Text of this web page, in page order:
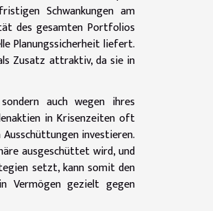
Schwankungen am
des gesamten Portfolios
Planungssicherheit liefert.
Zusatz attraktiv, da sie in
auch wegen ihres
in Krisenzeiten oft
investieren.
ausgeschüttet wird, und
setzt, kann somit den
Vermögen gezielt gegen